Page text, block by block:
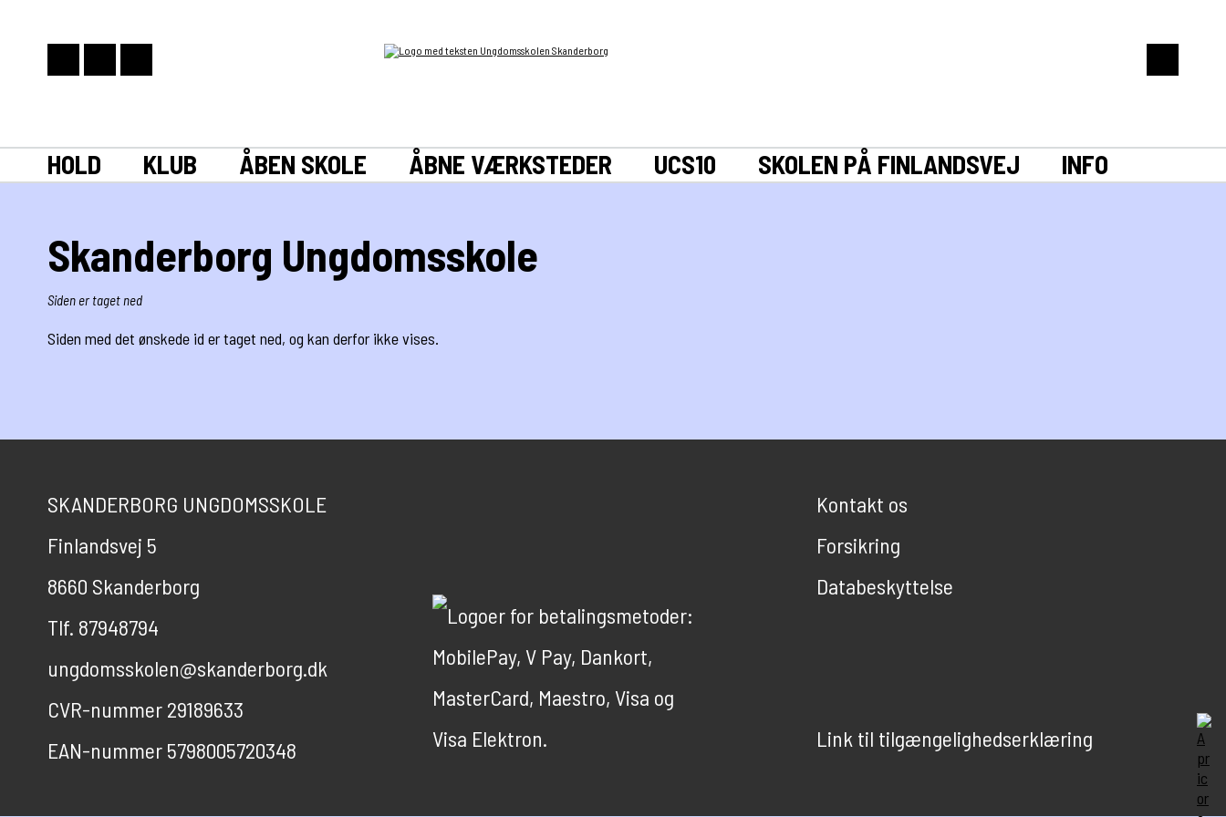
HOLD KLUB ÅBEN SKOLE ÅBNE VÆRKSTEDER UCS10 SKOLEN PÅ FINLANDSVEJ INFO
Skanderborg Ungdomsskole
Siden er taget ned
Siden med det ønskede id er taget ned, og kan derfor ikke vises.
SKANDERBORG UNGDOMSSKOLE
Finlandsvej 5
8660 Skanderborg
Tlf. 87948794
ungdomsskolen@skanderborg.dk
CVR-nummer 29189633
EAN-nummer 5798005720348
Kontakt os
Forsikring
Databeskyttelse
Link til tilgængelighedserklæring